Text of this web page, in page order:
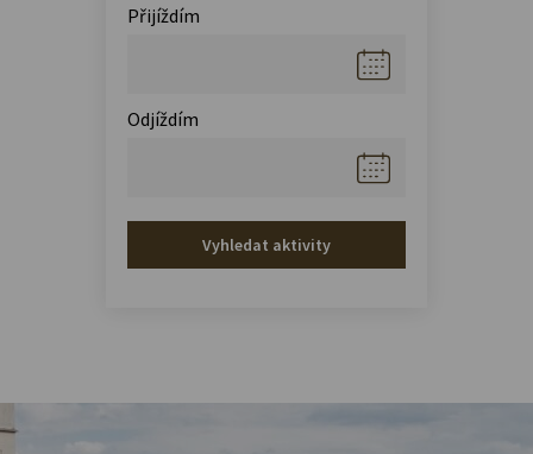
Přijíždím
Odjíždím
Vyhledat aktivity